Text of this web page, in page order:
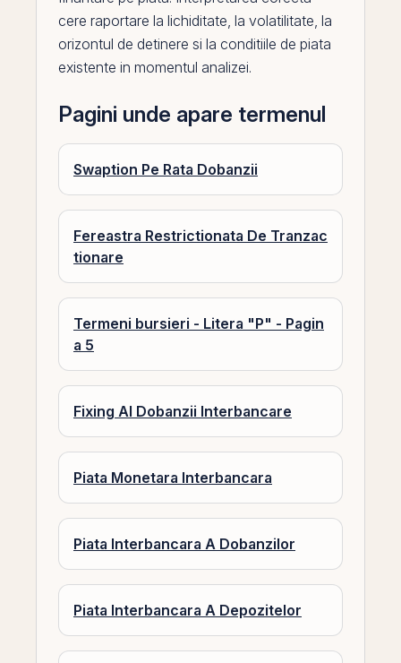
cere raportare la lichiditate, la volatilitate, la
orizontul de detinere si la conditiile de piata
existente in momentul analizei.
Pagini unde apare termenul
Swaption Pe Rata Dobanzii
Fereastra Restrictionata De Tranzac
tionare
Termeni bursieri - Litera "P" - Pagin
a 5
Fixing Al Dobanzii Interbancare
Piata Monetara Interbancara
Piata Interbancara A Dobanzilor
Piata Interbancara A Depozitelor